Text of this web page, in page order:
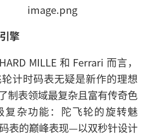
擎
MILLE 和 Ferrari 而言，
计时码表无疑是新作的理想
制表领域最复杂且富有传奇色
复杂功能：陀飞轮的旋转魅
表的巅峰表现—以双秒针设计